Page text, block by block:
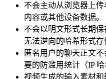
不会主动从浏览器上
内容或其他设备数据。
不会以明文形式长期
无法逆向的哈希形式存
匿名用户的聊天正文
要的防滥用统计（IP 哈
视频生成的输入素材